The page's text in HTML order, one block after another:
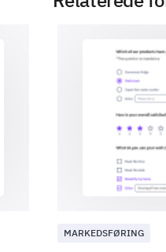
Indsigter
Hvilken
MARKEDSFØRING